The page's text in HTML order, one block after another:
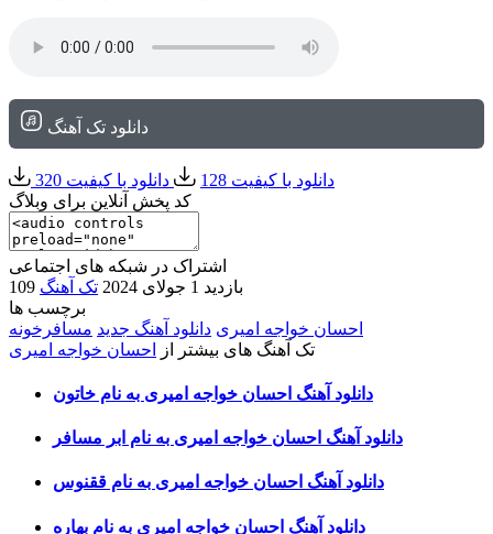
دانلود تک آهنگ
دانلود با کیفیت 128
دانلود با کیفیت 320
کد پخش آنلاین برای وبلاگ
اشتراک در شبکه های اجتماعی
109 بازدید 1 جولای 2024
تک آهنگ
برچسب ها
احسان خواجه امیری دانلود آهنگ جدید مسافرخونه
تک آهنگ های بیشتر از
احسان خواجه امیری
دانلود آهنگ احسان خواجه امیری به نام خاتون
دانلود آهنگ احسان خواجه امیری به نام ابر مسافر
دانلود آهنگ احسان خواجه امیری به نام ققنوس
دانلود آهنگ احسان خواجه امیری به نام بهاره